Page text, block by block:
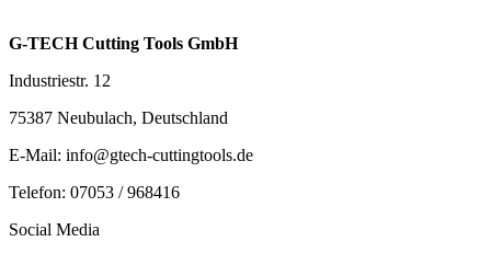
G-TECH Cutting Tools GmbH
Industriestr. 12
75387 Neubulach, Deutschland
E-Mail: info@gtech-cuttingtools.de
Telefon: 07053 / 968416
Social Media